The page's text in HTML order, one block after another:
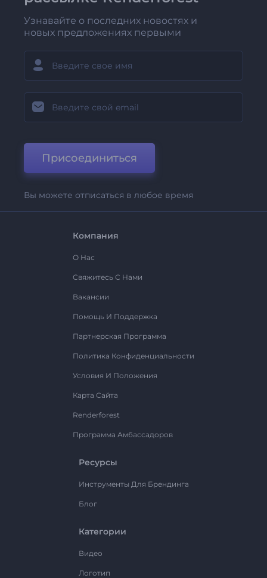
Узнавайте о последних новостях и
новых предложениях первыми
Присоединиться
Вы можете отписаться в любое время
Компания
О Нас
Свяжитесь С Нами
Вакансии
Помощь И Поддержка
Партнерская Программа
Политика Конфиденциальности
Условия И Положения
Карта Сайта
Renderforest
Программа Амбассадоров
Ресурсы
Инструменты Для Брендинга
Блог
Категории
Видео
Логотип